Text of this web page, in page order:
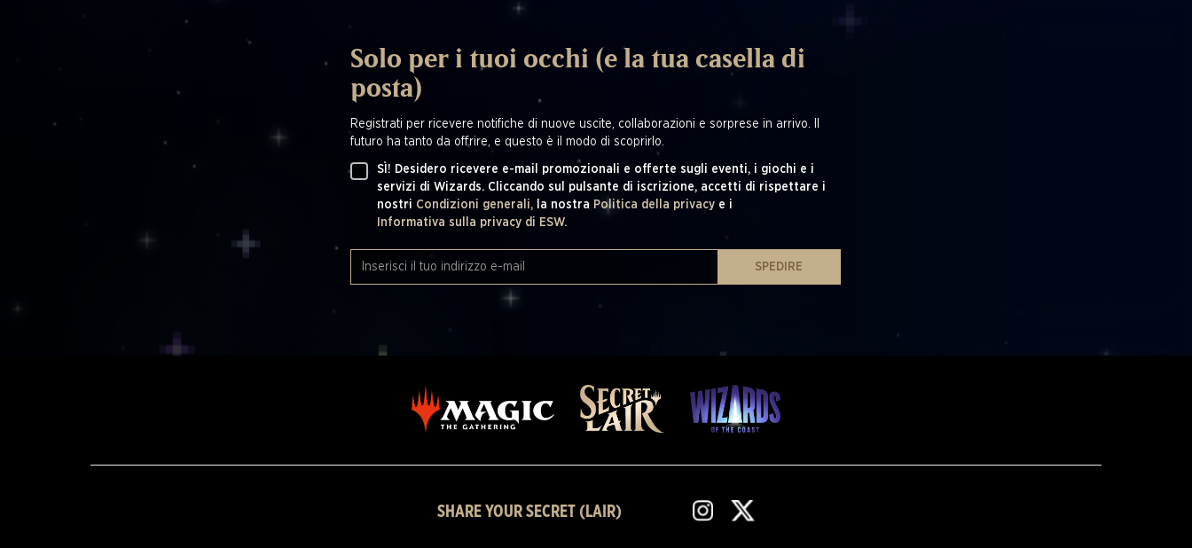
Solo per i tuoi occhi (e la tua casella di
posta)
Registrati per ricevere notifiche di nuove uscite, collaborazioni e sorprese in arrivo. Il
futuro ha tanto da offrire, e questo è il modo di scoprirlo.
SÌ! Desidero ricevere e-mail promozionali e offerte sugli eventi, i giochi e i
servizi di Wizards. Cliccando sul pulsante di iscrizione, accetti di rispettare i
nostri Condizioni generali, la nostra Politica della privacy e i
Informativa sulla privacy di ESW.
SPEDIRE
SHARE YOUR SECRET (LAIR)